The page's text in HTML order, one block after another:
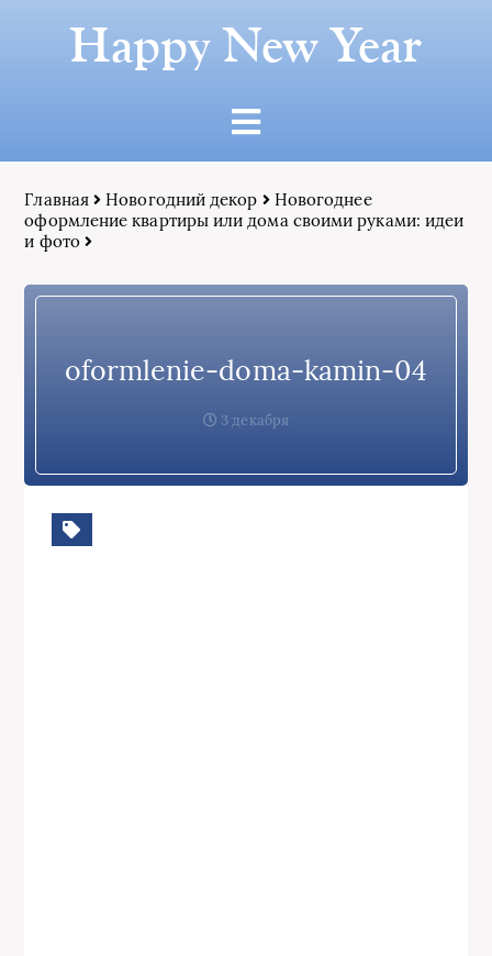
Happy New Year
Главная Новогодний декор
Новогоднее
оформление квартиры или дома своими руками: идеи
и фото
oformlenie-doma-kamin-04
3 декабря